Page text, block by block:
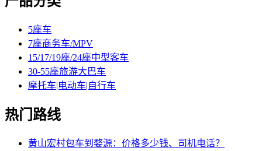
5座车
7座商务车/MPV
15/17/19座/24座中型客车
30-55座旅游大巴车
摩托车|电动车|自行车
热门路线
黄山宏村包车到婺源：价格多少钱、司机电话？